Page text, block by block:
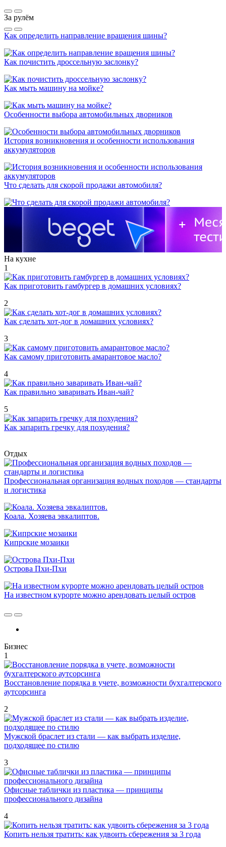
За рулём
Как определить направление вращения шины?
Как почистить дроссельную заслонку?
Как мыть машину на мойке?
Особенности выбора автомобильных дворников
История возникновения и особенности использования
аккумуляторов
Что сделать для скорой продажи автомобиля?
На кухне
1
Как приготовить гамбургер в домашних условиях?
2
Как сделать хот-дог в домашних условиях?
3
Как самому приготовить амарантовое масло?
4
Как правильно заваривать Иван-чай?
5
Как запарить гречку для похудения?
Отдых
Профессиональная организация водных походов — стандарты
и логистика
Коала. Хозяева эвкалиптов.
Кипрские мозаики
Острова Пхи-Пхи
На известном курорте можно арендовать целый остров
Бизнес
1
Восстановление порядка в учете, возможности бухгалтерского
аутсорсинга
2
Мужской браслет из стали — как выбрать изделие,
подходящее по стилю
3
Офисные таблички из пластика — принципы
профессионального дизайна
4
Копить нельзя тратить: как удвоить сбережения за 3 года